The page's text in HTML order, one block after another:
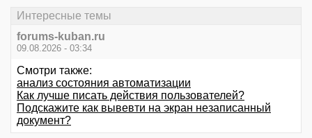
Интересные темы
forums-kuban.ru
09.08.2026 - 03:34
Смотри также:
анализ состояния автоматизации
Как лучше писать действия пользователей?
Подскажите как вывевти на экран незаписанный
документ?